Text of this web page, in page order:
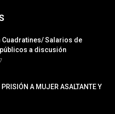
Cuadratines/ Salarios de
a discusión
A MUJER ASALTANTE Y